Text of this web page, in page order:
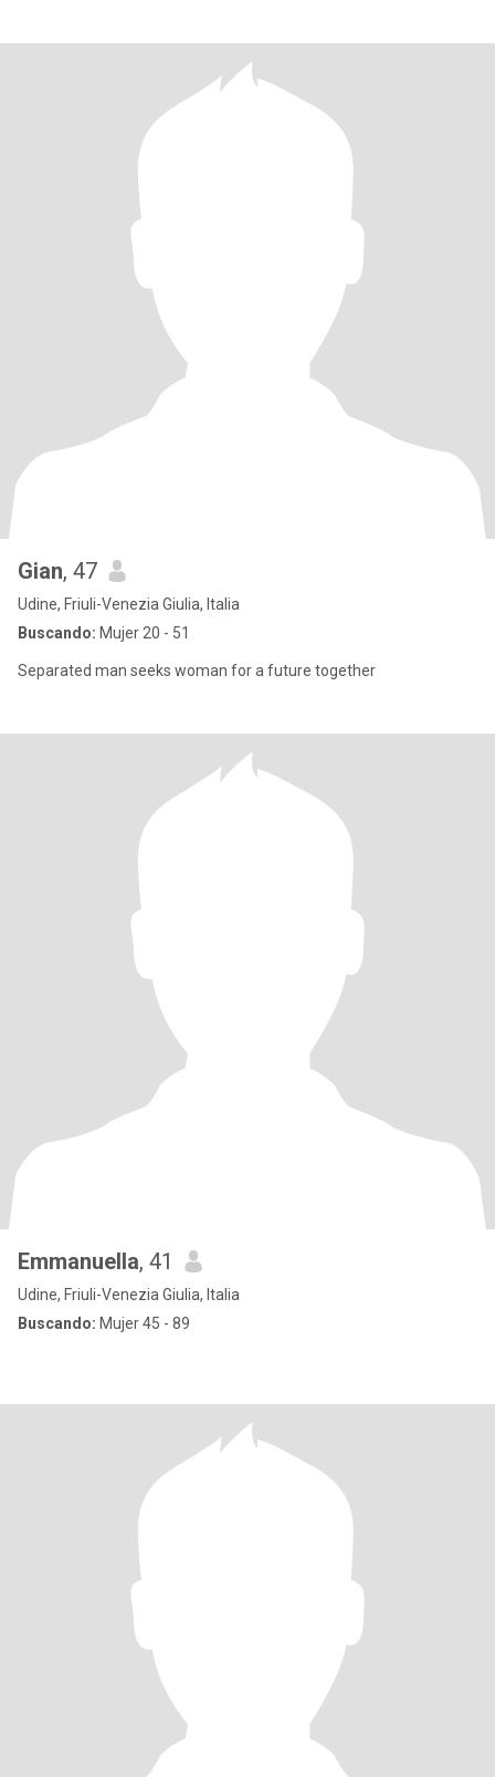
Gian, 47
Udine, Friuli-Venezia Giulia, Italia
Buscando: Mujer 20 - 51
Separated man seeks woman for a future together
Emmanuella, 41
Udine, Friuli-Venezia Giulia, Italia
Buscando: Mujer 45 - 89